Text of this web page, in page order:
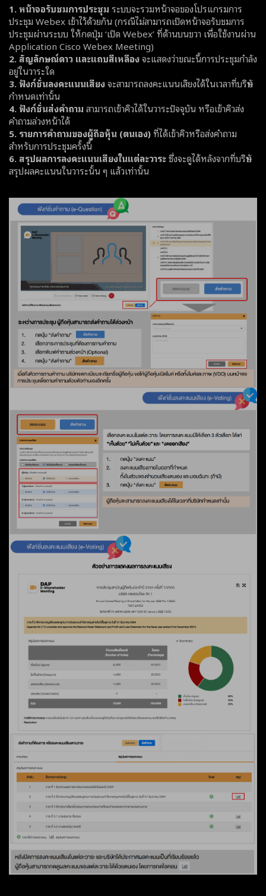
1. หน้าจอรับชมการประชุม ระบบจะรวมหน้าจอของโปรแกรมการ
ประชุม Webex เข้าไว้ด้วยกัน (กรณีไม่สามารถเปิดหน้าจอรับชมการ
ประชุมผ่านระบบ ให้กดปุ่ม ‘เปิด Webex’ ที่ด้านบนขวา เพื่อใช้งานผ่าน
Application Cisco Webex Meeting)
2. สัญลักษณ์ดาว และแถบสีเหลืองจะแสดงว่าขณะนี้การประชุมกำลัง
อยู่ในวาระใด
3. ฟังก์ชั่นลงคะแนนเสียงจะสามารถลงคะแนนเสียงได้ในเวลาที่บริษัท
กำหนดเท่านั้น
4. ฟังก์ชั่นส่งคำถาม สามารถเข้าคิวได้ในวาระปัจจุบัน หรือเข้าคิวส่ง
คำถามล่วงหน้าได้
5. รายการคำถามของผู้ถือหุ้น (ตนเอง)ที่ได้เข้าคิวหรือส่งคำถาม
สำหรับการประชุมครั้งนี้
6. สรุปผลการลงคะแนนเสียงในแต่ละวาระซึ่งจะดูได้หลังจากที่บริษัท
สรุปผลคะแนนในวาระนั้น ๆ แล้วเท่านั้น